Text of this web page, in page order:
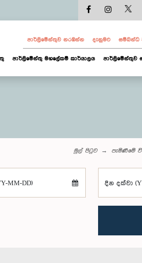
පාර්ලි‌මේන්තුව නරඹන්න දැනුමට සම්බන්ධ
පාර්ලිමේන්තු මහලේකම් කාර්යාලය පාර්ලිමේන්තුව
මුල් පිටුව පැමිණීමේ
MM-DD) දින දක්වා